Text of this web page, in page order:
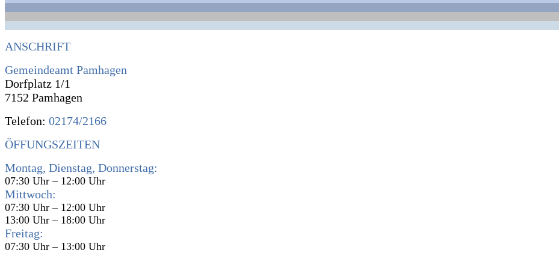
ANSCHRIFT
Gemeindeamt Pamhagen
Dorfplatz 1/1
7152 Pamhagen
Telefon: 02174/2166
ÖFFUNGSZEITEN
Montag, Dienstag, Donnerstag:
07:30 Uhr – 12:00 Uhr
Mittwoch:
07:30 Uhr – 12:00 Uhr
13:00 Uhr – 18:00 Uhr
Freitag:
07:30 Uhr – 13:00 Uhr